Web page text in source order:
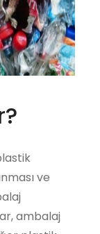
ve
ambalaj